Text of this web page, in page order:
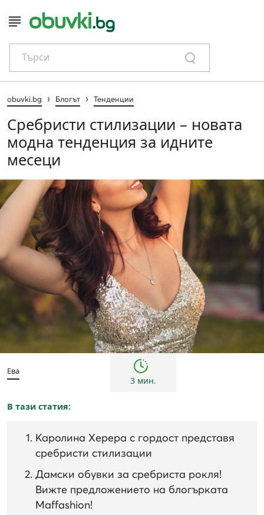
Търси
obuvki.bg › Блогът › Тенденции
Сребристи стилизации – новата
модна тенденция за идните
месеци
Ева
3 мин.
В тази статия:
Каролина Херера с гордост представя
сребристи стилизации
Дамски обувки за сребриста рокля!
Вижте предложението на блогърката
Maffashion!